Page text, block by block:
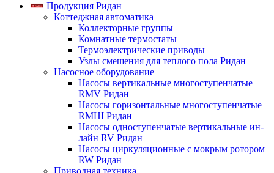
Продукция Ридан
Коттеджная автоматика
Коллекторные группы
Комнатные термостаты
Термоэлектрические приводы
Узлы смешения для теплого пола Ридан
Насосное оборудование
Насосы вертикальные многоступенчатые
RMV Ридан
Насосы горизонтальные многоступенчатые
RMHI Ридан
Насосы одноступенчатые вертикальные ин-
лайн RV Ридан
Насосы циркуляционные с мокрым ротором
RW Ридан
Приводная техника